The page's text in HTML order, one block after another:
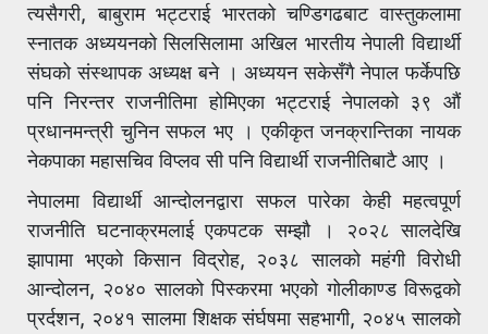
त्यसैगरी, बाबुराम भट्टराई भारतको चण्डिगढबाट वास्तुकलामा
स्नातक अध्ययनको सिलसिलामा अखिल भारतीय नेपाली विद्यार्थी
संघको संस्थापक अध्यक्ष बने । अध्ययन सकेसँगै नेपाल फर्केपछि
पनि निरन्तर राजनीतिमा होमिएका भट्टराई नेपालको ३९ औं
प्रधानमन्त्री चुनिन सफल भए । एकीकृत जनक्रान्तिका नायक
नेकपाका महासचिव विप्लव सी पनि विद्यार्थी राजनीतिबाटै आए ।
नेपालमा विद्यार्थी आन्दोलनद्वारा सफल पारेका केही महत्वपूर्ण
राजनीति घटनाक्रमलाई एकपटक सम्झौ । २०२८ सालदेखि
झापामा भएको किसान विद्रोह, २०३८ सालको महंगी विरोधी
आन्दोलन, २०४० सालको पिस्करमा भएको गोलीकाण्ड विरूद्वको
प्रर्दशन, २०४१ सालमा शिक्षक संर्घषमा सहभागी, २०४५ सालको